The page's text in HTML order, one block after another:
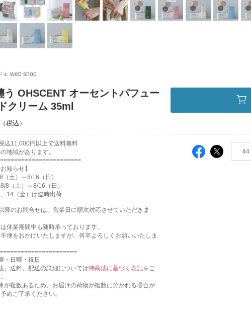
ェ web shop
う OHSCENT オーセントパフュー
クリーム 35ml
込11,000円以上で送料無料
地域があります。
知らせ】
土）～8/16（日）
8（土）～8/16（日）
14（金）は臨時出荷
降のお問合せは、営業日に順次対応させていただきま
休業期間中も随時承っております。
便をおかけいたしますが、何卒よろしくお願いいたしま
・日曜・祝日
、送料、配送の詳細については特商法に基づく表記をご
が複数あるため、お届けの荷物が複数に分かれる場合が
めご了承ください。
44